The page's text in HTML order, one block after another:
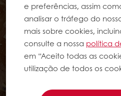
e preferências, assim
analisar o tráfego do
mais sobre cookies,
consulte a nossa política
em “Aceito todas as
utilização de todos os